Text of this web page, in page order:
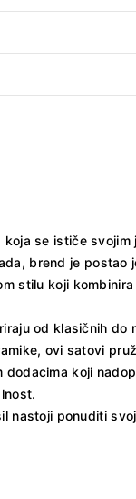
koja se ističe
brend je
stilu koji
od klasičnih
ovi satovi
koji
nastoji ponuditi